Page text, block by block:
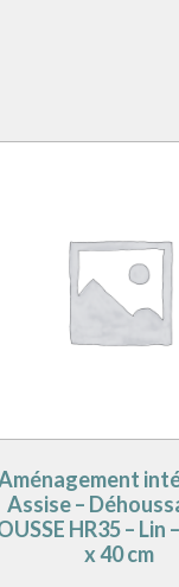
Assise –
HR35 – Lin
x 40 cm